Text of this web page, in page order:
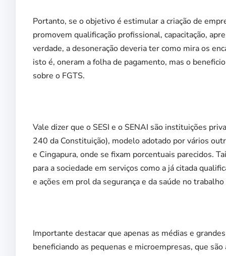
Portanto, se o objetivo é estimular a criação de
promovem qualificação profissional, capacitação,
verdade, a desoneração deveria ter como mira os
isto é, oneram a folha de pagamento, mas o
sobre o FGTS.
Vale dizer que o SESI e o SENAI são instituições
240 da Constituição), modelo adotado por vários
e Cingapura, onde se fixam porcentuais parecidos.
para a sociedade em serviços como a já citada
e ações em prol da segurança e da saúde no
Importante destacar que apenas as médias e
beneficiando as pequenas e microempresas, que